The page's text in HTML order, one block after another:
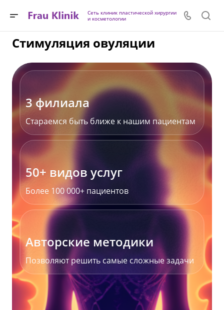
Сеть клиник пластической хирургии
и косметологии
Стимуляция овуляции
3 филиала
Стараемся быть ближе к нашим пациентам
50+ видов услуг
Более 100 000+ пациентов
Авторские методики
Позволяют решить самые сложные задачи